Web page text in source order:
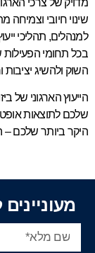
שינוי חיובי
למנהלים, תהליכי
בכל תחומי
השוק ולהשיג יציבות
הייעוץ הארגוני של
שלכם לתוצאות
היקר ביותר שלכם –